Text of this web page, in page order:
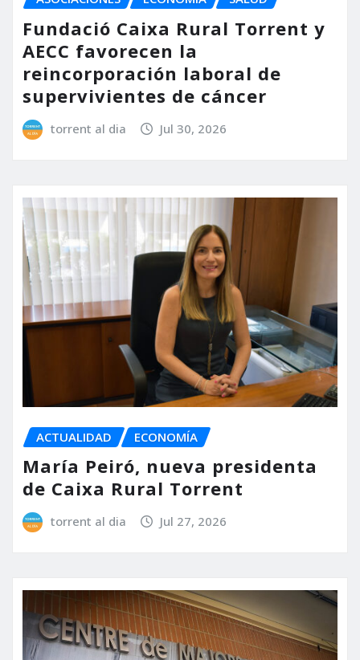
Fundació Caixa Rural Torrent y
AECC favorecen la
reincorporación laboral de
supervivientes de cáncer
torrent al dia Jul 30, 2026
ACTUALIDAD ECONOMÍA
María Peiró, nueva presidenta
de Caixa Rural Torrent
torrent al dia Jul 27, 2026